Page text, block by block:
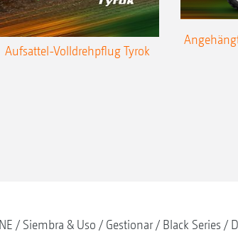
Aufsattel-Volldrehpflug Tyrok
Siembra & Uso Gestionar Black Series